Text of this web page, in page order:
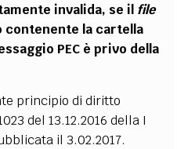
invalida, se il file
la cartella
PEC è privo della
principio di diritto
del 13.12.2016 della I
il 3.02.2017.